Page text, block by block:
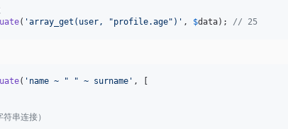
( 'array_get(user, "profile.age") ' , $data); // 25
( ' name ~ " " ~ surname ' , [
串连接）